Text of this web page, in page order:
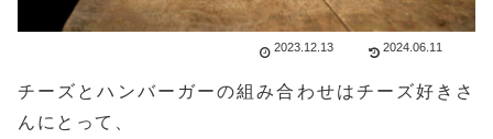
2023.12.13 2024.06.11
チーズとハンバーガーの組み合わせはチーズ好きさ
んにとって、